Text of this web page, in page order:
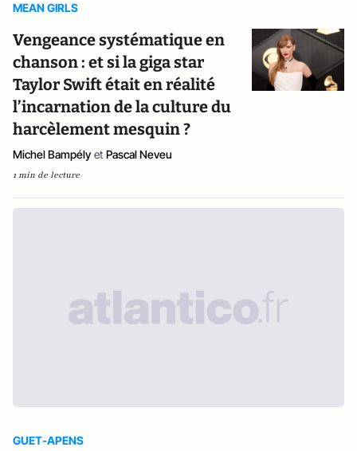
MEAN GIRLS
Vengeance systématique en
chanson : et si la giga star
Taylor Swift était en réalité
l’incarnation de la culture du
harcèlement mesquin ?
Michel Bampély et Pascal Neveu
1 min de lecture
GUET-APENS